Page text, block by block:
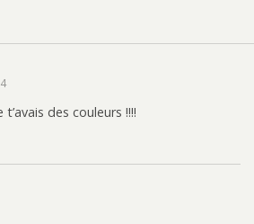
t’avais des couleurs !!!!